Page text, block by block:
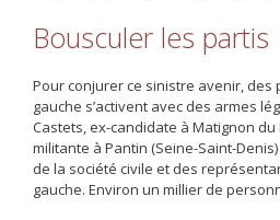
Bousculer les partis
Pour conjurer ce sinistre avenir, des
gauche s’activent avec des armes
Castets, ex-candidate à Matignon
militante à Pantin (Seine-Saint-
de la société civile et des
gauche. Environ un millier de